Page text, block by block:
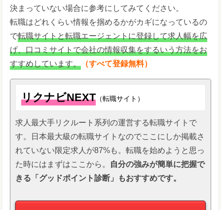
決まっていない場合に参考にしてみてください。
転職はどれくらい情報を掴めるかがカギになっているの
で転職サイトと転職エージェントに登録して求人幅を広
げ、口コミサイトで会社の情報収集をするいう方法をお
すすめしています。
（すべて登録無料）
リクナビNEXT （転職サイト）
求人最大手リクルート系列の運営する転職サイトで
す。日本最大級の転職サイトなのでここにしか掲載さ
れていない限定求人が87%も。転職を始めようと思っ
た時にはまずはここから。
自分の強みが簡単に把握で
きる「グッドポイント診断」もおすすめです。